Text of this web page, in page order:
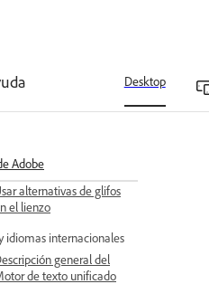
Desktop
Adobe
alternativas de glifos
el lienzo
idiomas internacionales
general del
de texto unificado